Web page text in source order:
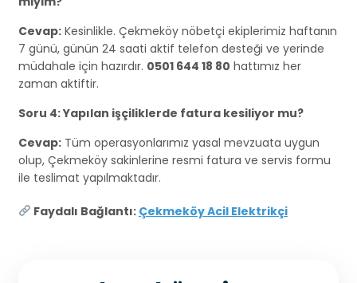
Cevap: Kesinlikle. Çekmeköy nöbetçi ekiplerimiz haftanın
7 günü, günün 24 saati aktif telefon desteği ve yerinde
müdahale için hazırdır. 0501 644 18 80 hattımız her
zaman aktiftir.
Soru 4: Yapılan işçiliklerde fatura kesiliyor mu?
Cevap: Tüm operasyonlarımız yasal mevzuata uygun
olup, Çekmeköy sakinlerine resmi fatura ve servis formu
ile teslimat yapılmaktadır.
Faydalı Bağlantı: Çekmeköy Acil Elektrikçi